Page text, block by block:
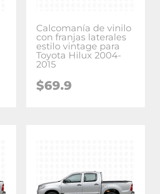
Calcomanía de vinilo
con franjas laterales
estilo vintage para
Toyota Hilux 2004-
2015
$69.9